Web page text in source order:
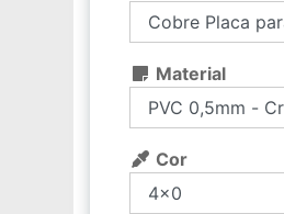
Material
Cor